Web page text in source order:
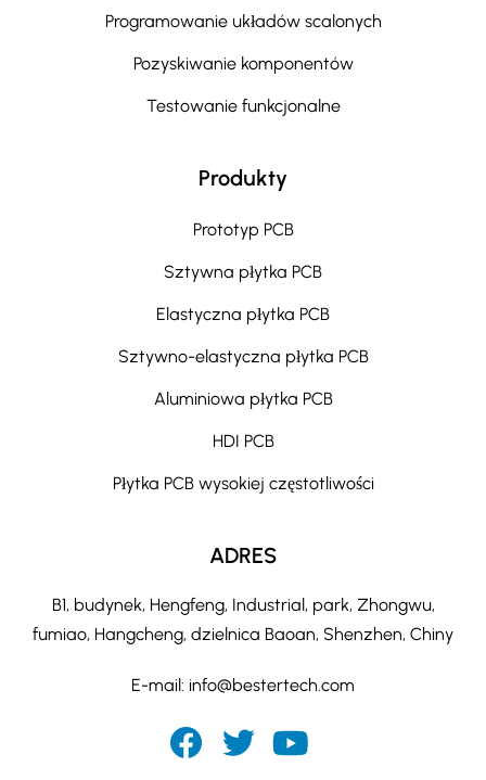
Programowanie układów scalonych
Pozyskiwanie komponentów
Testowanie funkcjonalne
Produkty
Prototyp PCB
Sztywna płytka PCB
Elastyczna płytka PCB
Sztywno-elastyczna płytka PCB
Aluminiowa płytka PCB
HDI PCB
Płytka PCB wysokiej częstotliwości
ADRES
B1, budynek, Hengfeng, Industrial, park, Zhongwu,
fumiao, Hangcheng, dzielnica Baoan, Shenzhen, Chiny
E-mail: info@bestertech.com